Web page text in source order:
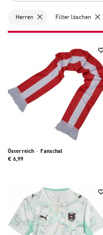
Herren Filter löschen
Österreich · Fanschal
€ 6,99